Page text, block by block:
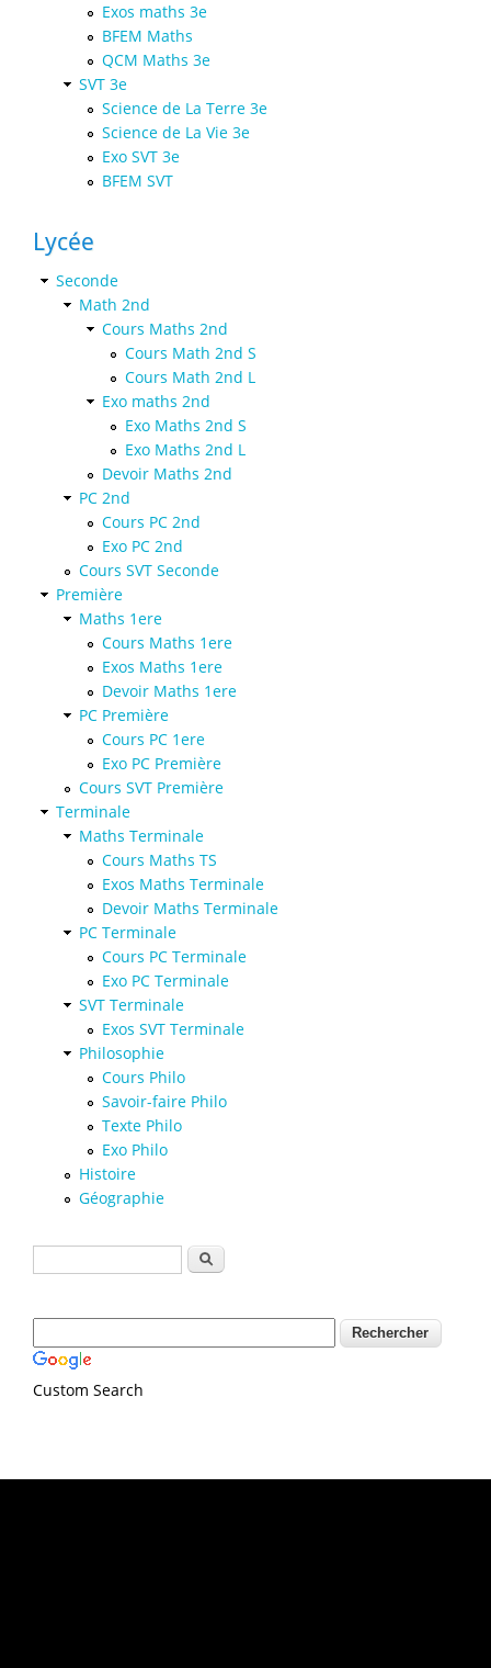
Exos maths 3e
BFEM Maths
QCM Maths 3e
SVT 3e
Science de La Terre 3e
Science de La Vie 3e
Exo SVT 3e
BFEM SVT
Lycée
Seconde
Math 2nd
Cours Maths 2nd
Cours Math 2nd S
Cours Math 2nd L
Exo maths 2nd
Exo Maths 2nd S
Exo Maths 2nd L
Devoir Maths 2nd
PC 2nd
Cours PC 2nd
Exo PC 2nd
Cours SVT Seconde
Première
Maths 1ere
Cours Maths 1ere
Exos Maths 1ere
Devoir Maths 1ere
PC Première
Cours PC 1ere
Exo PC Première
Cours SVT Première
Terminale
Maths Terminale
Cours Maths TS
Exos Maths Terminale
Devoir Maths Terminale
PC Terminale
Cours PC Terminale
Exo PC Terminale
SVT Terminale
Exos SVT Terminale
Philosophie
Cours Philo
Savoir-faire Philo
Texte Philo
Exo Philo
Histoire
Géographie
Formulaire de recherche
Rechercher
Custom Search